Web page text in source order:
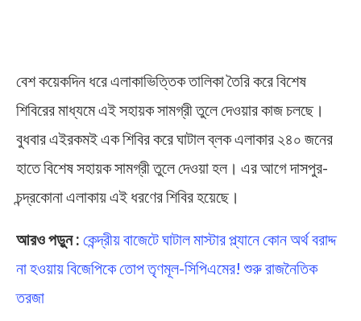
বেশ কয়েকদিন ধরে এলাকাভিত্তিক তালিকা তৈরি করে বিশেষ
শিবিরের মাধ্যমে এই সহায়ক সামগ্রী তুলে দেওয়ার কাজ চলছে।
বুধবার এইরকমই এক শিবির করে ঘাটাল ব্লক এলাকার ২৪০ জনের
হাতে বিশেষ সহায়ক সামগ্রী তুলে দেওয়া হল। এর আগে দাসপুর-
চন্দ্রকোনা এলাকায় এই ধরণের শিবির হয়েছে।
আরও পড়ুন : কেন্দ্রীয় বাজেটে ঘাটাল মাস্টার প্ল্যানে কোন অর্থ বরাদ্দ
না হওয়ায় বিজেপিকে তোপ তৃণমূল-সিপিএমের! শুরু রাজনৈতিক
তরজা